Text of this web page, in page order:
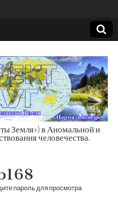
Земля
Земля») в Аномальной и
человечества.
пароль для просмотра